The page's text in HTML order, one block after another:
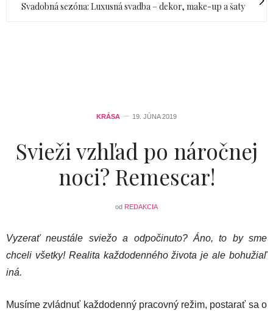
Svadobná sezóna: Luxusná svadba – dekor, make-up a šaty
KRÁSA 19. JÚNA 2019
Svieži vzhľad po náročnej
noci? Remescar!
od REDAKCIA
Vyzerať neustále sviežo a odpočinuto? Áno, to by sme
chceli všetky! Realita každodenného života je ale bohužiaľ
iná.
Musíme zvládnuť každodenný pracovný režim, postarať sa o